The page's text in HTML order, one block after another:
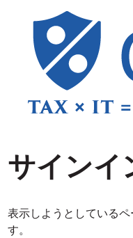
サインイ
表示しようとしている
す。